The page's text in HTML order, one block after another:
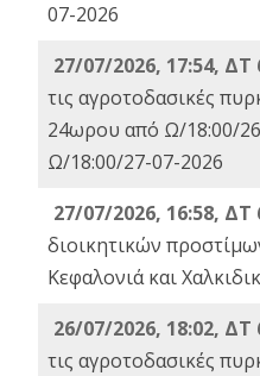
07-2026
27/07/2026, 17:54, ΔΤ
τις αγροτοδασικές
24ωρου από Ω/18:00/
Ω/18:00/27-07-2026
27/07/2026, 16:58, ΔΤ
διοικητικών
Κεφαλονιά και
26/07/2026, 18:02, ΔΤ
τις αγροτοδασικές